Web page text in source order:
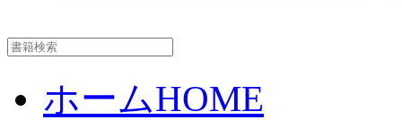
ホームHOME